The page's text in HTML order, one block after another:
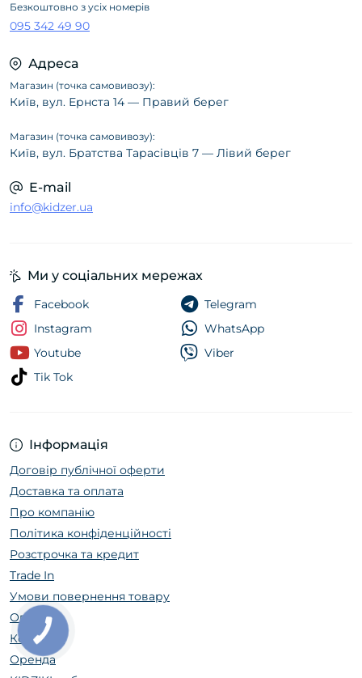
Безкоштовно з усіх номерів
095 342 49 90
Адреса
Магазин (точка самовивозу):
Київ, вул. Ернста 14 — Правий берег
Магазин (точка самовивозу):
Київ, вул. Братства Тарасівців 7 — Лівий берег
E-mail
info@kidzer.ua
Інформація
Договір публічної оферти
Доставка та оплата
Про компанію
Політика конфіденційності
Розстрочка та кредит
Trade In
Умови повернення товару
Огляди
Контакти
Оренда
Ми у соціальних мережах
Facebook
Instagram
Youtube
Tik Tok
Telegram
WhatsApp
Viber